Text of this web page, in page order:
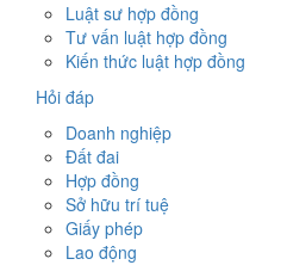
Luật sư hợp đồng
Tư vấn luật hợp đồng
Kiến thức luật hợp đồng
Hỏi đáp
Doanh nghiệp
Đất đai
Hợp đồng
Sở hữu trí tuệ
Giấy phép
Lao động